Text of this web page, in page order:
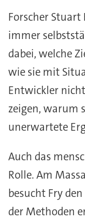
Forscher Stuart
immer
dabei, welche
wie sie mit
Entwickler
zeigen, warum
unerwartete
Auch das
Rolle. Am
besucht Fry
der Methoden